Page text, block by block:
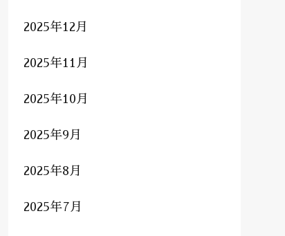
2025年12月
2025年11月
2025年10月
2025年9月
2025年8月
2025年7月